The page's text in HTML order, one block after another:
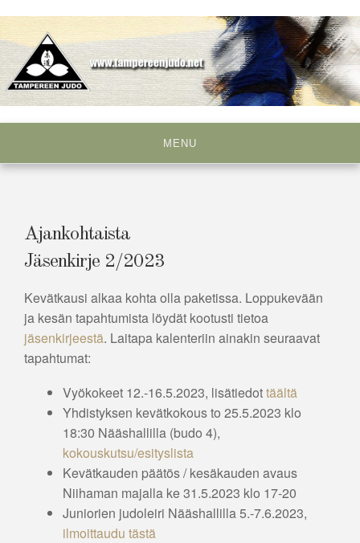
content
Tampereen Judo ry
MENU
Ajankohtaista
Jäsenkirje 2/2023
Kevätkausi alkaa kohta olla paketissa. Loppukevään
ja kesän tapahtumista löydät kootusti tietoa
jäsenkirjeestä. Laitapa kalenteriin ainakin seuraavat
tapahtumat:
Vyökokeet 12.-16.5.2023, lisätiedottäältä
Yhdistyksen kevätkokous to 25.5.2023 klo
18:30 Nääshallilla (budo 4),
kokouskutsu/esityslista
Kevätkauden päätös / kesäkauden avaus
Niihaman majalla ke 31.5.2023 klo 17-20
Juniorien judoleiri Nääshallilla 5.-7.6.2023,
ilmoittaudu tästä